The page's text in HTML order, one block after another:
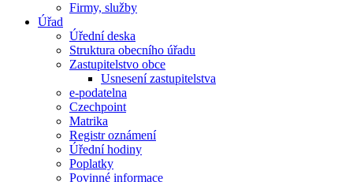
Firmy, služby
Úřad
Úřední deska
Struktura obecního úřadu
Zastupitelstvo obce
Usnesení zastupitelstva
e-podatelna
Czechpoint
Matrika
Registr oznámení
Úřední hodiny
Poplatky
Povinné informace